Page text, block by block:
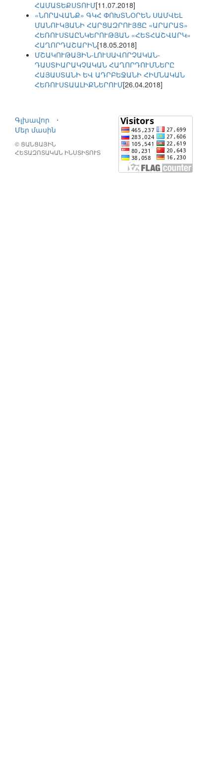
ՀԱՄԱՏԵՔՍՏՈՒՄ[11.07.2018]
«ՆՈՐԱՎԱՆՔ» ԳԿՀ ՓՈԽՏՆՕՐԵՆ ՍԱՄՎԵԼ
ՄԱՆՈՒԿՅԱՆԻ ՀԱՐՑԱԶՐՈՒՅՑԸ «ԱՐԱՐԱՏ»
ՀԵՌՈՒՍՏԱԸՆԿԵՐՈՒԹՅԱՆ «ՀԵՏՀԱՇՎԱՐԿ»
ՀԱՂՈՐԴԱՇԱՐԻՆ[18.05.2018]
ՄՇԱԿՈՒԹԱՅԻՆ-ԼՈՒՍԱՎՈՐՉԱԿԱՆ-
ԴԱՍՏԻԱՐԱԿՉԱԿԱՆ ՀԱՂՈՐԴՈՒՄՆԵՐԸ
ՀԱՅԱՍՏԱՆԻ ԵՎ ԱԴՐԲԵՋԱՆԻ ՀԻՄՆԱԿԱՆ
ՀԵՌՈՒՍՏԱԱԼԻՔՆԵՐՈՒՄ[26.04.2018]
Գլխավոր
⋅
Մեր մասին
© ՑԱՆՑԱՅԻՆ
ՀԵՏԱԶՈՏԱԿԱՆ ԻՆՍՏԻՏՈՒՏ